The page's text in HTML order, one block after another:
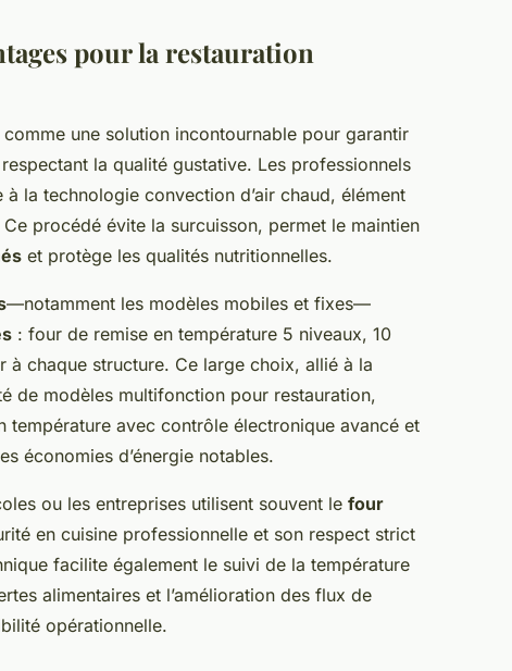
pour la restauration
comme une solution incontournable pour garantir
la qualité gustative. Les professionnels
à la technologie convection d’air chaud, élément
procédé évite la surcuisson, permet le maintien
et protège les qualités nutritionnelles.
—notamment les modèles mobiles et fixes—
: four de remise en température 5 niveaux, 10
à chaque structure. Ce large choix, allié à la
de modèles multifonction pour restauration,
avec contrôle électronique avancé et
économies d’énergie notables.
ou les entreprises utilisent souvent le four
en cuisine professionnelle et son respect strict
facilite également le suivi de la température
alimentaires et l’amélioration des flux de
opérationnelle.